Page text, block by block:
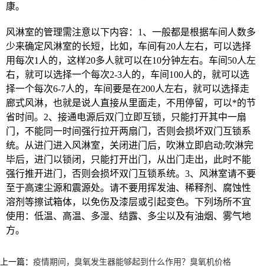
康。
风淋室的管理需注意以下内容：1、一般都是根据车间人数多
少来确定风淋室的长短，比如，车间有20人左右，可以选择
用每次1人的，这样20多人就可以在10分钟左右。车间50人左
右，就可以选择一个每次2-3人的，车间100人的，就可以选
择一个每次6-7人的，车间要是在200人左右，就可以选择走
廊式风淋，也就是说人直接从里面走，不用停留，可以*的节
省时间。2、接通电源后双门立即互锁，只能打开其中一扇
门，不能同一时间强行拉开两扇门，否则会损坏双门互锁系
统。从进门进入风淋室，关闭进门后，吹淋立即启动;吹淋完
毕后，进门以锁闭，只能打开出门，从出门走出，此时不能
强行推开进门，否则会损坏双门互锁系统。3、风淋室请不要
至于高速尘源和震源处。请不要用挥发油、稀释剂、腐蚀性
溶剂等擦试箱体，以免伤及漆层或引起变色。下列场所不宜
使用：低温、高温、多湿、结露、多尘以及有油烟、雾气地
方。
上一篇： 疫情期间，臭氧发生器能够起到什么作用？臭氧机价格